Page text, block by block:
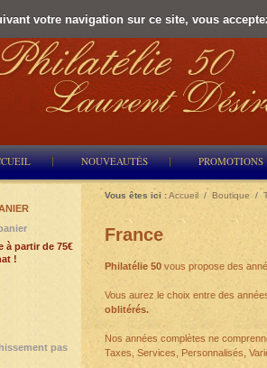
votre navigation sur ce site, vous
NOUVEAUTÉS PROMOTIONS
Vous êtes ici :Accueil / Boutique /
France
Philatélie 50 vous propose des
Vous aurez le choix entre des
oblitérés.
Nos années complètes ne
Taxes, Services, Personnalisés,
pas
à partir de 75€
!